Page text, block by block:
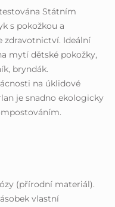
Státním
s pokožkou a
zdravotnictví. Ideální
mytí dětské pokožky,
bryndák.
na úklidové
je snadno ekologicky
(přírodní materiál).
vlastní